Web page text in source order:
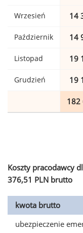
Wrzesień 14
Październik 14
Listopad 19
Grudzień 19
182
Koszty pracodawcy
376,51 PLN brutto
kwota brutto
ubezpieczenie